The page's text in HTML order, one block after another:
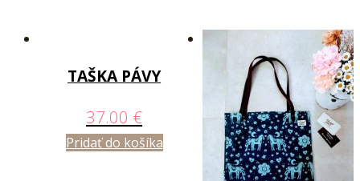
TAŠKA PÁVY
37.00 €
Pridať do košíka